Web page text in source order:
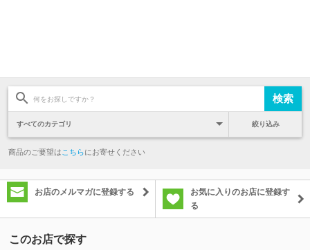
絞り込み
商品のご要望は こちらにお寄せください
お店のメルマガに登録する
お気に入りのお店に登録す
る
このお店で探す